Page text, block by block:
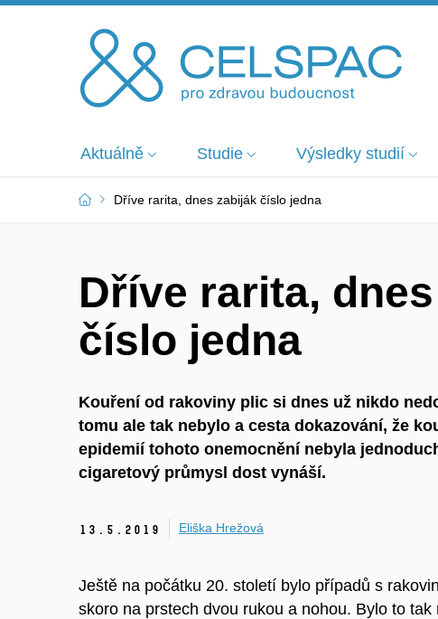
Aktuálně Studie Výsledky studií
Dříve rarita, dnes zabiják číslo jedna
Dříve rarita,
číslo jedna
Kouření od rakoviny plic si dnes už nikdo
tomu ale tak nebylo a cesta dokazování, že
epidemií tohoto onemocnění nebyla
cigaretový průmysl dost vynáší.
13. 5. 2019 Eliška Hrežová
Ještě na počátku 20. století bylo případů s
skoro na prstech dvou rukou a nohou. Bylo to